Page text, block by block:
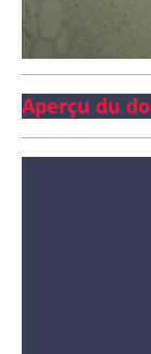
Aperçu du